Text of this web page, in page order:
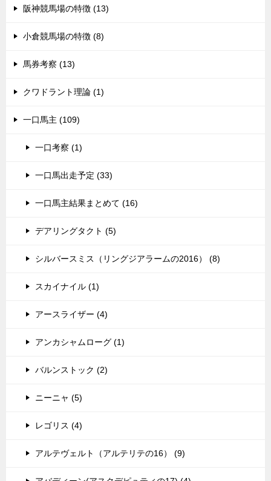
阪神競馬場の特徴 (13)
小倉競馬場の特徴 (8)
馬券考察 (13)
クワドラント理論 (1)
一口馬主 (109)
一口考察 (1)
一口馬出走予定 (33)
一口馬主結果まとめて (16)
デアリングタクト (5)
シルバースミス（リングジアラームの2016） (8)
スカイナイル (1)
アースライザー (4)
アンカシャムローグ (1)
バルンストック (2)
ニーニャ (5)
レゴリス (4)
アルテヴェルト（アルテリテの16） (9)